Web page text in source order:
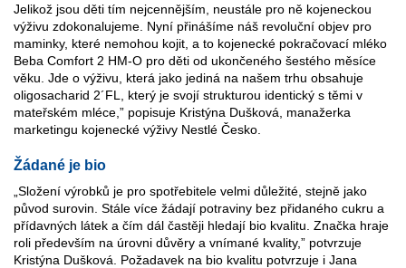
Jelikož jsou děti tím nejcennějším, neustále pro ně kojeneckou
výživu zdokonalujeme. Nyní přinášíme náš revoluční objev pro
maminky, které nemohou kojit, a to kojenecké pokračovací mléko
Beba Comfort 2 HM-O pro děti od ukončeného šestého měsíce
věku. Jde o výživu, která jako jediná na našem trhu obsahuje
oligosacharid 2´FL, který je svojí strukturou identický s těmi v
mateřském mléce,” popisuje Kristýna Dušková, manažerka
marketingu kojenecké výživy Nestlé Česko.
Žádané je bio
„Složení výrobků je pro spotřebitele velmi důležité, stejně jako
původ surovin. Stále více žádají potraviny bez přidaného cukru a
přídavných látek a čím dál častěji hledají bio kvalitu. Značka hraje
roli především na úrovni důvěry a vnímané kvality,” potvrzuje
Kristýna Dušková. Požadavek na bio kvalitu potvrzuje i Jana